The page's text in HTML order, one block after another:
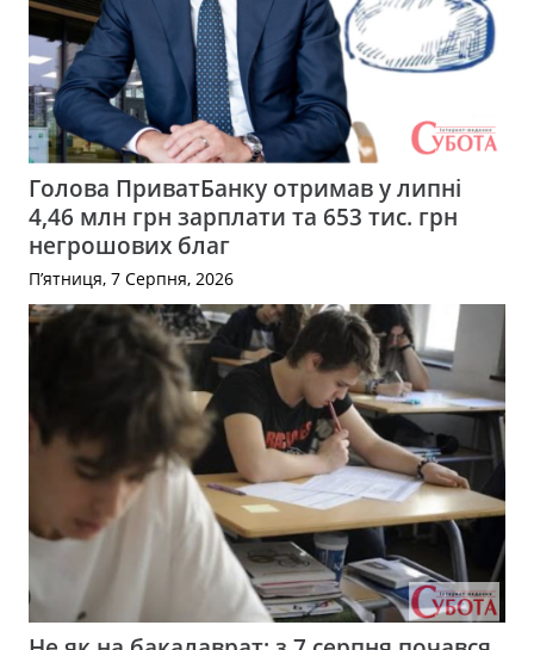
Голова ПриватБанку отримав у липні
4,46 млн грн зарплати та 653 тис. грн
негрошових благ
П’ятниця, 7 Серпня, 2026